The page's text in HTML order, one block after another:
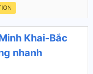
Khai-Bắc
nhanh